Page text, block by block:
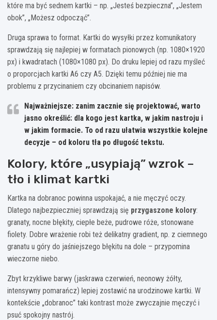
które ma być sednem kartki – np. „Jesteś bezpieczna”, „Jestem
obok”, „Możesz odpocząć”.
Druga sprawa to format. Kartki do wysyłki przez komunikatory
sprawdzają się najlepiej w formatach pionowych (np. 1080×1920
px) i kwadratach (1080×1080 px). Do druku lepiej od razu myśleć
o proporcjach kartki A6 czy A5. Dzięki temu później nie ma
problemu z przycinaniem czy obcinaniem napisów.
Najważniejsze: zanim zacznie się projektować, warto
jasno określić: dla kogo jest kartka, w jakim nastroju i
w jakim formacie. To od razu ułatwia wszystkie kolejne
decyzje – od koloru tła po długość tekstu.
Kolory, które „usypiają” wzrok –
tło i klimat kartki
Kartka na dobranoc powinna uspokajać, a nie męczyć oczy.
Dlatego najbezpieczniej sprawdzają się przygaszone kolory:
granaty, nocne błękity, ciepłe beże, pudrowe róże, stonowane
fiolety. Dobre wrażenie robi też delikatny gradient, np. z ciemnego
granatu u góry do jaśniejszego błękitu na dole – przypomina
wieczorne niebo.
Zbyt krzykliwe barwy (jaskrawa czerwień, neonowy żółty,
intensywny pomarańcz) lepiej zostawić na urodzinowe kartki. W
kontekście „dobranoc” taki kontrast może zwyczajnie męczyć i
psuć spokojny nastrój.